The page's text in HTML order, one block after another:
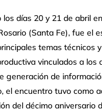
los días 20 y 21 de abril
(Santa Fe), fue el
temas técnicos
vinculados a los
generación de
el encuentro tuvo como
del décimo aniversario